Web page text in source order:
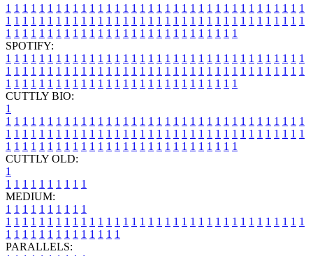
1 1 1 1 1 1 1 1 1 1 1 1 1 1 1 1 1 1 1 1 1 1 1 1 1 1 1 1 1 1 1 1 1 1 1 1
1 1 1 1 1 1 1 1 1 1 1 1 1 1 1 1 1 1 1 1 1 1 1 1 1 1 1 1 1 1 1 1 1 1 1 1
1 1 1 1 1 1 1 1 1 1 1 1 1 1 1 1 1 1 1 1 1 1 1 1 1 1 1 1
SPOTIFY:
1 1 1 1 1 1 1 1 1 1 1 1 1 1 1 1 1 1 1 1 1 1 1 1 1 1 1 1 1 1 1 1 1 1 1 1
1 1 1 1 1 1 1 1 1 1 1 1 1 1 1 1 1 1 1 1 1 1 1 1 1 1 1 1 1 1 1 1 1 1 1 1
1 1 1 1 1 1 1 1 1 1 1 1 1 1 1 1 1 1 1 1 1 1 1 1 1 1 1 1
CUTTLY BIO:
1
1 1 1 1 1 1 1 1 1 1 1 1 1 1 1 1 1 1 1 1 1 1 1 1 1 1 1 1 1 1 1 1 1 1 1 1
1 1 1 1 1 1 1 1 1 1 1 1 1 1 1 1 1 1 1 1 1 1 1 1 1 1 1 1 1 1 1 1 1 1 1 1
1 1 1 1 1 1 1 1 1 1 1 1 1 1 1 1 1 1 1 1 1 1 1 1 1 1 1 1
CUTTLY OLD:
1
1 1 1 1 1 1 1 1 1 1
MEDIUM:
1 1 1 1 1 1 1 1 1 1
1 1 1 1 1 1 1 1 1 1 1 1 1 1 1 1 1 1 1 1 1 1 1 1 1 1 1 1 1 1 1 1 1 1 1 1
1 1 1 1 1 1 1 1 1 1 1 1 1 1
PARALLELS: